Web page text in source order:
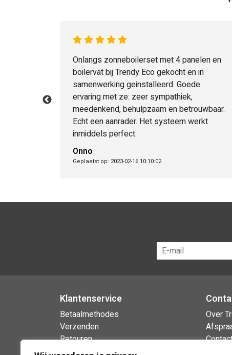
Onlangs zonneboilerset met 4 panelen en
boilervat bij Trendy Eco gekocht en in
samenwerking geinstalleerd. Goede
ervaring met ze: zeer sympathiek,
meedenkend, behulpzaam en betrouwbaar.
Echt een aanrader. Het systeem werkt
inmiddels perfect.
Onno
Geplaatst op: 2023-02-16 10:10:02
Klantenservice
Betaalmethodes
Verzenden
Retouren
Garantie & klachten
Over